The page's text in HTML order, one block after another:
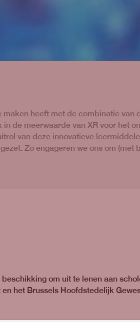
heeft met de combinatie van
de meerwaarde van XR voor het
van deze innovatieve
Zo engageren we ons om (met
beschikking om uit te lenen aan
het Brussels Hoofdstedelijk